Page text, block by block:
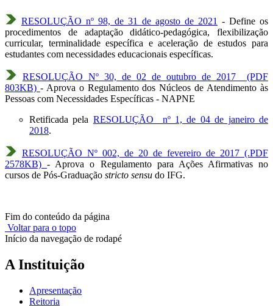
RESOLUÇÃO nº 98, de 31 de agosto de 2021 - Define os
procedimentos de adaptação didático-pedagógica, flexibilização
curricular, terminalidade específica e aceleração de estudos para
estudantes com necessidades educacionais específicas.
RESOLUÇÃO Nº 30, de 02 de outubro de 2017 (PDF
803KB) - Aprova o Regulamento dos Núcleos de Atendimento às
Pessoas com Necessidades Específicas - NAPNE
Retificada pela RESOLUÇÃO nº 1, de 04 de janeiro de
2018.
RESOLUÇÃO Nº 002, de 20 de fevereiro de 2017 (.PDF
2578KB)- Aprova o Regulamento para Ações Afirmativas no
cursos de Pós-Graduação stricto sensu do IFG.
Fim do conteúdo da página
Voltar para o topo
Início da navegação de rodapé
A Instituição
Apresentação
Reitoria